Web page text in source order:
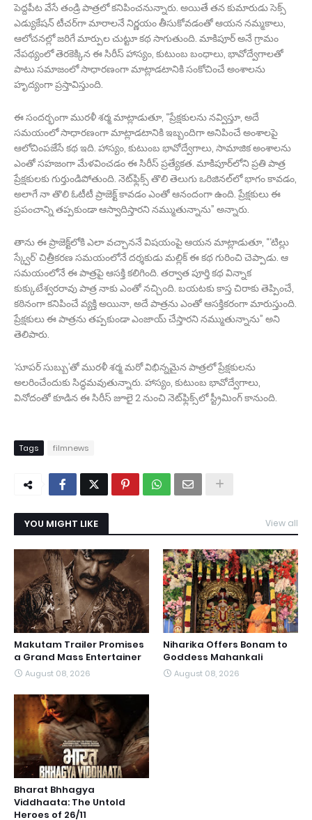
పెద్దపీట వేసే తండ్రి పాత్రలో కనిపించనున్నారు. అయితే తన కుమారుడు సెక్స్
ఎడ్యుకేషన్ టీచర్‌గా మారాలనే నిర్ణయం తీసుకోవడంతో ఆయన నమ్మకాలు,
ఆలోచనల్లో జరిగే మార్పుల చుట్టూ కథ సాగుతుంది. మాకిపూర్ అనే గ్రామం
నేపథ్యంలో తెరకెక్కిన ఈ సిరీస్ హాస్యం, కుటుంబ బంధాలు, భావోద్వేగాలతో
పాటు సమాజంలో సాధారణంగా మాట్లాడటానికి సంకోచించే అంశాలను
హృద్యంగా ప్రస్తావిస్తుంది.
ఈ సందర్భంగా మురళీ శర్మ మాట్లాడుతూ, “ప్రేక్షకులను నవ్విస్తూ, అదే
సమయంలో సాధారణంగా మాట్లాడటానికి ఇబ్బందిగా అనిపించే అంశాలపై
ఆలోచింపజేసే కథ ఇది. హాస్యం, కుటుంబ భావోద్వేగాలు, సామాజిక అంశాలను
ఎంతో సహజంగా మేళవించడం ఈ సిరీస్ ప్రత్యేకత. మాకిపూర్‌లోని ప్రతి పాత్ర
ప్రేక్షకులకు గుర్తుండిపోతుంది. నెట్‌ఫ్లిక్స్ తొలి తెలుగు ఒరిజినల్‌లో భాగం కావడం,
అలాగే నా తొలి ఓటీటీ ప్రాజెక్ట్ కావడం ఎంతో ఆనందంగా ఉంది. ప్రేక్షకులు ఈ
ప్రపంచాన్ని తప్పకుండా ఆస్వాదిస్తారని నమ్ముతున్నాను” అన్నారు.
తాను ఈ ప్రాజెక్ట్‌లోకి ఎలా వచ్చాననే విషయంపై ఆయన మాట్లాడుతూ, “‘టిల్లు
స్క్వేర్’ చిత్రీకరణ సమయంలోనే దర్శకుడు మల్లిక్ ఈ కథ గురించి చెప్పాడు. ఆ
సమయంలోనే ఈ పాత్రపై ఆసక్తి కలిగింది. తర్వాత పూర్తి కథ విన్నాక
కుక్కుటేశ్వరరావు పాత్ర నాకు ఎంతో నచ్చింది. బయటకు కాస్త చిరాకు తెప్పించే,
కఠినంగా కనిపించే వ్యక్తి అయినా, అదే పాత్రను ఎంతో ఆసక్తికరంగా మారుస్తుంది.
ప్రేక్షకులు ఈ పాత్రను తప్పకుండా ఎంజాయ్ చేస్తారని నమ్ముతున్నాను” అని
తెలిపారు.
‘సూపర్ సుబ్బు’తో మురళీ శర్మ మరో విభిన్నమైన పాత్రలో ప్రేక్షకులను
అలరించేందుకు సిద్ధమవుతున్నారు. హాస్యం, కుటుంబ భావోద్వేగాలు,
వినోదంతో కూడిన ఈ సిరీస్ జూలై 2 నుంచి నెట్‌ఫ్లిక్స్‌లో స్ట్రీమింగ్ కానుంది.
Tags filmnews
YOU MIGHT LIKE View all
Makutam Trailer Promises
a Grand Mass Entertainer
August 08, 2026
Niharika Offers Bonam to
Goddess Mahankali
August 08, 2026
Bharat Bhhagya
Viddhaata: The Untold
Heroes of 26/11